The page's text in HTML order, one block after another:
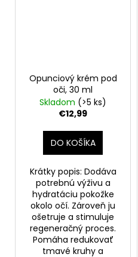
Opunciový krém pod
oči, 30 ml
Skladom (>5 ks)
€12,99
DO KOŠÍKA
Krátky popis: Dodáva
potrebnú výživu a
hydratáciu pokožke
okolo očí. Zároveň ju
ošetruje a stimuluje
regeneračný proces.
Pomáha redukovať
tmavé kruhy a